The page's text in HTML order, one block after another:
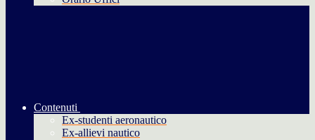
Contenuti
Ex-studenti aeronautico
Ex-allievi nautico